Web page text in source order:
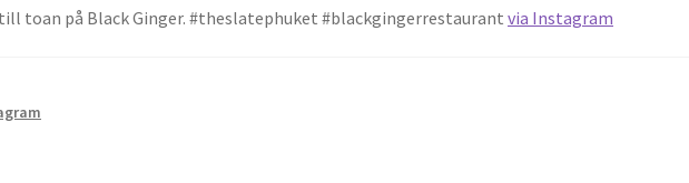
till toan på Black Ginger. #theslatephuket #blackgingerrestaurantvia Instagram